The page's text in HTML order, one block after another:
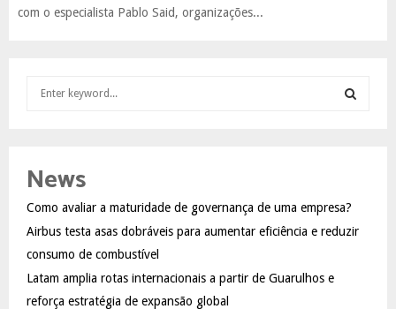
com o especialista Pablo Said, organizações...
h
o
r
:
R
News
Como avaliar a maturidade de governança de uma empresa?
Airbus testa asas dobráveis para aumentar eficiência e reduzir
consumo de combustível
Latam amplia rotas internacionais a partir de Guarulhos e
reforça estratégia de expansão global